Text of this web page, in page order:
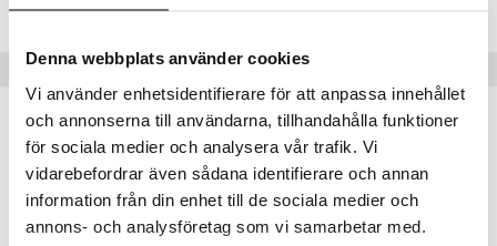
Denna webbplats använder cookies
Vi använder enhetsidentifierare för att anpassa innehållet
och annonserna till användarna, tillhandahålla funktioner
för sociala medier och analysera vår trafik. Vi
vidarebefordrar även sådana identifierare och annan
information från din enhet till de sociala medier och
annons- och analysföretag som vi samarbetar med.
Tips till dig
eko
dusch & tvål